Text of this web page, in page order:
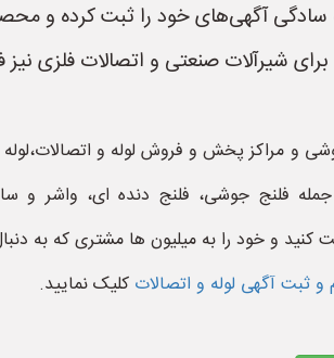
آگهی‌های خود را ثبت کرده و
شیرآلات صنعتی و اتصالات فلزی
و مراکز پخش و فروش لوله و اتصالات،لوله
جمله فلنج جوشی، فلنج دنده ای، واشر
کنید و خود را به میلیون ها مشتری که به
و ثبت آگهی لوله و اتصالات کلیک نمایید.